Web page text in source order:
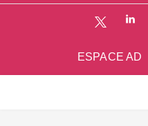
ESPACE AD